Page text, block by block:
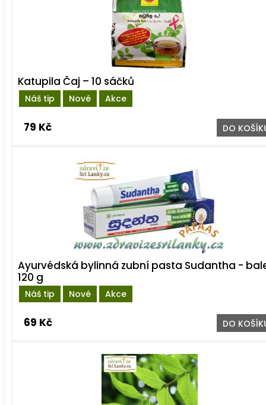
Náš tip Nové Akce
Katupila Čaj – 10 sáčků
79 Kč DO
Náš tip Nové Akce
Ayurvédská bylinná zubní pasta Sudantha -
120 g
69 Kč DO